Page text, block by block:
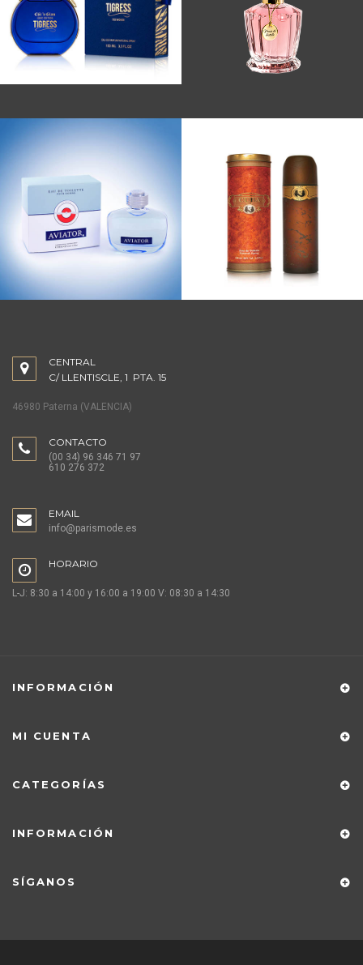
CENTRAL
C/ LLENTISCLE, 1 PTA. 15
46980 Paterna (VALENCIA)
CONTACTO
(00 34) 96 346 71 97
610 276 372
EMAIL
info@parismode.es
HORARIO
L-J: 8:30 a 14:00 y 16:00 a 19:00 V: 08:30 a 14:30
INFORMACIÓN
MI CUENTA
CATEGORÍAS
INFORMACIÓN
SÍGANOS